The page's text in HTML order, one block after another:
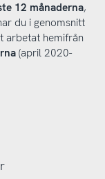
12 månaderna,
du i genomsnitt
arbetat hemifrån
(april 2020-